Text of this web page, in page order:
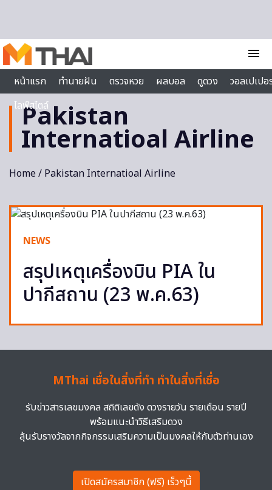
menu
หน้าแรก
ทำนายฝัน ตรวจหวย ผลบอล ดูดวง
วอลเปเป
ไลฟ์สไตล์
Pakistan
Internatioal Airline
Home/ Pakistan Internatioal Airline
NEWS
สรุปเหตุเครื่องบิน PIA ใน
ปากีสถาน (23 พ.ค.63)
MThai เชื่อในสิ่งที่ทำ ทำในสิ่งที่เชื่อ
รับข่าวสารเลขมงคล สถิติเลขดัง ดวงรายวัน รายเดือน รายปี
พร้อมแนะนำวิธีเสริมดวง
ลุ้นรับรางวัลจากกิจกรรมเสริมความเป็นมงคลให้กับตัวท่านเอง
เปิดสมัครสมาชิก (ฟรี) เร็วๆนี้